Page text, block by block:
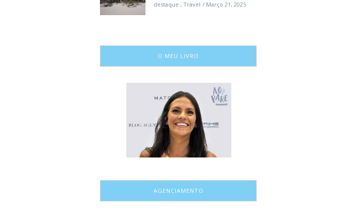
destaque , Travel Março 21, 2025
O MEU LIVRO
AGENCIAMENTO